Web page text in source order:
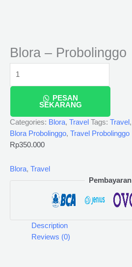
Blora – Probolinggo
PESAN
SEKARANG
Categories: Blora, Travel Tags: Travel ,
Blora Probolinggo, Travel Probolinggo
Rp350.000
Blora, Travel
Pembayaran
Description
Reviews (0)